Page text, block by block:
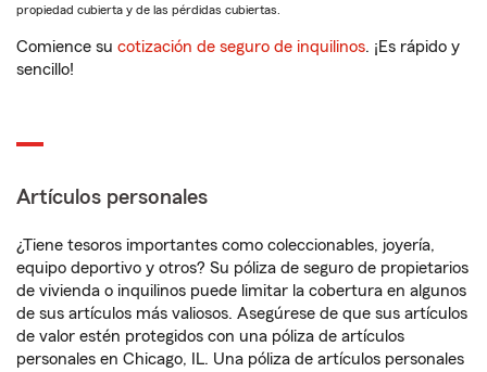
propiedad cubierta y de las pérdidas cubiertas.
Comience su cotización de seguro de inquilinos. ¡Es rápido y
sencillo!
Artículos personales
¿Tiene tesoros importantes como coleccionables, joyería,
equipo deportivo y otros? Su póliza de seguro de propietarios
de vivienda o inquilinos puede limitar la cobertura en algunos
de sus artículos más valiosos. Asegúrese de que sus artículos
de valor estén protegidos con una póliza de artículos
personales en Chicago, IL. Una póliza de artículos personales